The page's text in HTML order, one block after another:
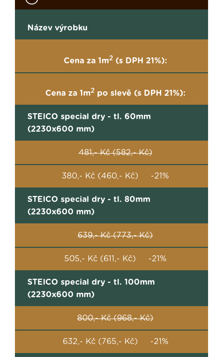
Název výrobku
Cena za 1m2(s DPH 21%):
Cena za 1m2po slevě (s DPH 21%):
STEICO special dry - tl. 60mm
(2230x600 mm)
481,- Kč (582,- Kč)
380,- Kč (460,- Kč) -21%
STEICO special dry - tl. 80mm
(2230x600 mm)
639,- Kč (773,- Kč)
505,- Kč (611,- Kč) -21%
STEICO special dry - tl. 100mm
(2230x600 mm)
800,- Kč (968,- Kč)
632,- Kč (765,- Kč) -21%